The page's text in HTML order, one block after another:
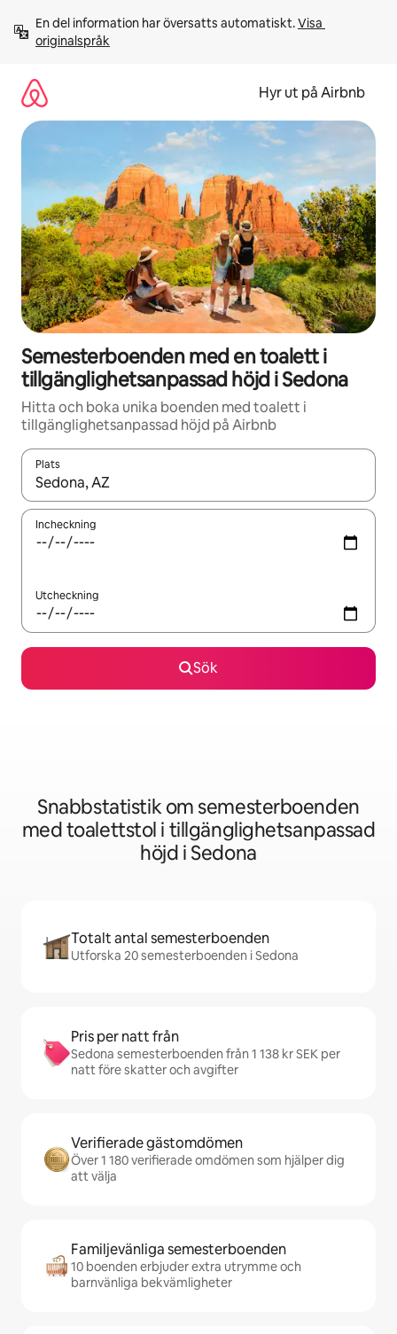
innehåll
En del information har översatts automatiskt. Visa
originalspråk
Hyr ut på Airbnb
Semesterboenden med en toalett i
tillgänglighetsanpassad höjd i Sedona
Hitta och boka unika boenden med toalett i
tillgänglighetsanpassad höjd på Airbnb
Plats
När resultaten är tillgängliga kan du navigera med upp- och
Incheckning
Utcheckning
Sök
Snabbstatistik om semesterboenden
med toalettstol i tillgänglighetsanpassad
höjd i Sedona
Totalt antal semesterboenden
Utforska 20 semesterboenden i Sedona
Pris per natt från
Sedona semesterboenden från 1 138 kr SEK per
natt före skatter och avgifter
Verifierade gästomdömen
Över 1 180 verifierade omdömen som hjälper dig
att välja
Familjevänliga semesterboenden
10 boenden erbjuder extra utrymme och
barnvänliga bekvämligheter